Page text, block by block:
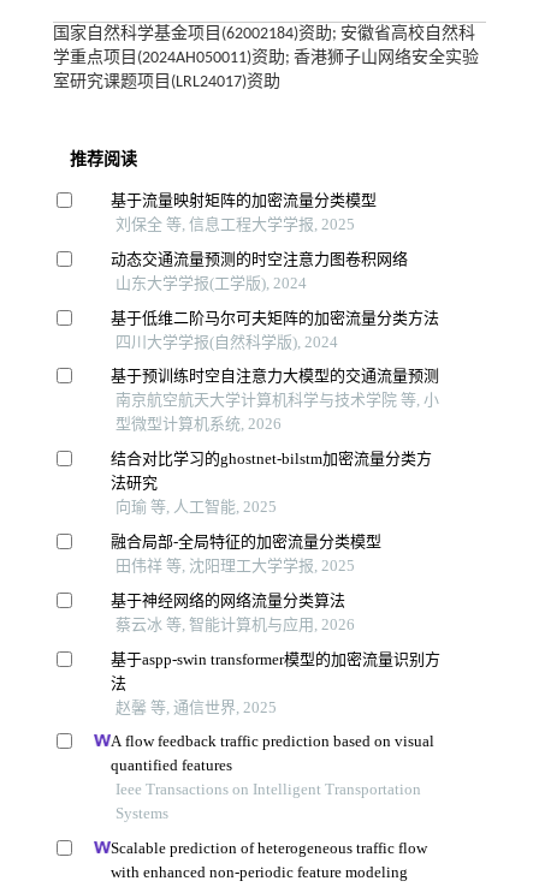
国家自然科学基金项目(62002184)资助; 安徽省高校自然科
学重点项目(2024AH050011)资助; 香港狮子山网络安全实验
室研究课题项目(LRL24017)资助